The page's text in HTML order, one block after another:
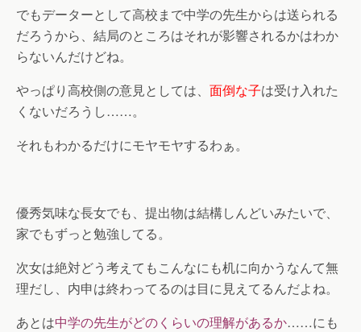
でもデーターとして高校まで中学の先生からは送られる
だろうから、結局のところはそれが影響されるかはわか
らないんだけどね。
やっぱり高校側の意見としては、 面倒な子は受け入れた
くないだろうし……。
それもわかるだけにモヤモヤするわぁ。
優秀気味な長女でも、提出物は結構しんどいみたいで、
家でもずっと勉強してる。
次女は絶対どう考えてもこんなにも机に向かうなんて無
理だし、内申は終わってるのは目に見えてるんだよね。
あとは中学の先生がどのくらいの理解があるか……にも